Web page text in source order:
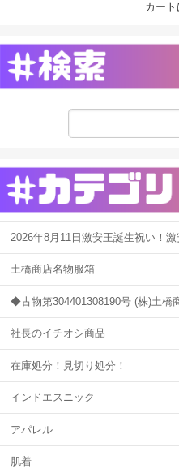
カー
2026年8月11日激安王誕生祝い！激
土橋商店名物服箱
◆古物第304401308190号 (株)土橋
社長のイチオシ商品
在庫処分！見切り処分！
インドエスニック
アパレル
肌着